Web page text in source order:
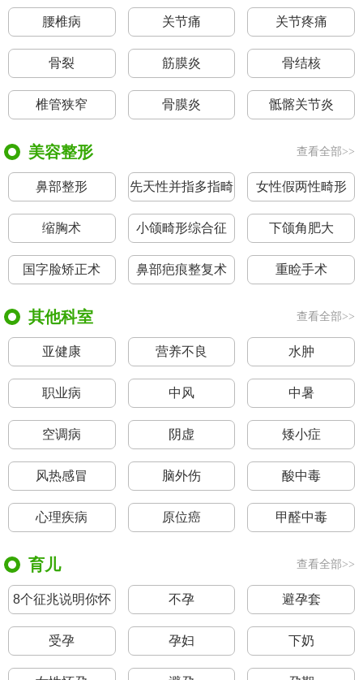
腰椎病 关节痛 关节疼痛
骨裂 筋膜炎 骨结核
椎管狭窄 骨膜炎 骶髂关节炎
美容整形 查看全部>>
鼻部整形
先天性并指多指畸
形
女性假两性畸形
缩胸术 小颌畸形综合征 下颌角肥大
国字脸矫正术 鼻部疤痕整复术 重睑手术
其他科室 查看全部>>
亚健康 营养不良 水肿
职业病 中风 中暑
空调病 阴虚 矮小症
风热感冒 脑外伤 酸中毒
心理疾病 原位癌 甲醛中毒
育儿 查看全部>>
8个征兆说明你怀
孕了
不孕 避孕套
受孕 孕妇 下奶